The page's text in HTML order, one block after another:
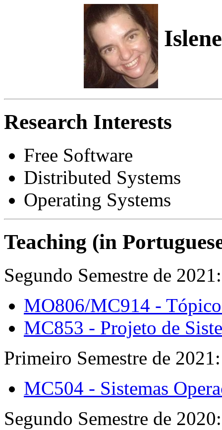
Research Interests
Free Software
Distributed Systems
Operating Systems
Teaching (in
Segundo Semestre de 2021:
MO806/MC914 -
MC853 - Projeto de
Primeiro Semestre de 2021:
MC504 - Sistemas
Segundo Semestre de 2020: